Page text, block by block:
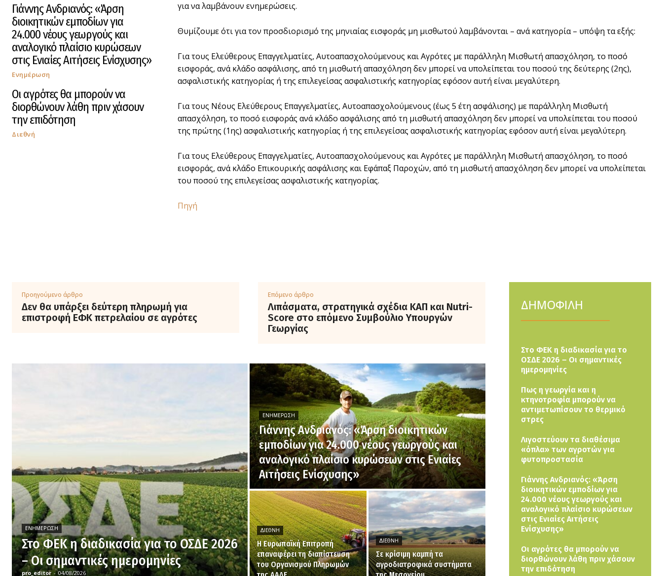
Γιάννης Ανδριανός: «Άρση
διοικητικών εμποδίων για
24.000 νέους γεωργούς και
αναλογικό πλαίσιο κυρώσεων
στις Ενιαίες Αιτήσεις Ενίσχυσης»
Ενημέρωση
Οι αγρότες θα μπορούν να
διορθώνουν λάθη πριν χάσουν
την επιδότηση
Διεθνή
για να λαμβάνουν ενημερώσεις.
Θυμίζουμε ότι για τον προσδιορισμό της μηνιαίας εισφοράς μη μισθωτού λαμβάνονται – ανά κατηγορία – υπόψη τα εξής:
Για τους Ελεύθερους Επαγγελματίες, Αυτοαπασχολούμενους και Αγρότες με παράλληλη Μισθωτή απασχόληση, το ποσό
εισφοράς, ανά κλάδο ασφάλισης, από τη μισθωτή απασχόληση δεν μπορεί να υπολείπεται του ποσού της δεύτερης (2ης),
ασφαλιστικής κατηγορίας ή της επιλεγείσας ασφαλιστικής κατηγορίας εφόσον αυτή είναι μεγαλύτερη.
Για τους Νέους Ελεύθερους Επαγγελματίες, Αυτοαπασχολούμενους (έως 5 έτη ασφάλισης) με παράλληλη Μισθωτή
απασχόληση, το ποσό εισφοράς ανά κλάδο ασφάλισης από τη μισθωτή απασχόληση δεν μπορεί να υπολείπεται του ποσού
της πρώτης (1ης) ασφαλιστικής κατηγορίας ή της επιλεγείσας ασφαλιστικής κατηγορίας εφόσον αυτή είναι μεγαλύτερη.
Για τους Ελεύθερους Επαγγελματίες, Αυτοαπασχολούμενους και Αγρότες με παράλληλη Μισθωτή απασχόληση, το ποσό
εισφοράς, ανά κλάδο Επικουρικής ασφάλισης και Εφάπαξ Παροχών, από τη μισθωτή απασχόληση δεν μπορεί να υπολείπεται
του ποσού της επιλεγείσας ασφαλιστικής κατηγορίας.
Πηγή
Προηγούμενο άρθρο
Δεν θα υπάρξει δεύτερη πληρωμή για
επιστροφή ΕΦΚ πετρελαίου σε αγρότες
Επόμενο άρθρο
Λιπάσματα, στρατηγικά σχέδια ΚΑΠ και Nutri-
Score στο επόμενο Συμβούλιο Υπουργών
Γεωργίας
ΕΝΗΜΈΡΩΣΗ
Στο ΦΕΚ η διαδικασία για το ΟΣΔΕ 2026
– Οι σημαντικές ημερομηνίες
pro_editor - 04/08/2026
ΕΝΗΜΈΡΩΣΗ
Γιάννης Ανδριανός: «Άρση διοικητικών
εμποδίων για 24.000 νέους γεωργούς και
αναλογικό πλαίσιο κυρώσεων στις Ενιαίες
Αιτήσεις Ενίσχυσης»
ΔΙΕΘΝΉ
H Ευρωπαϊκή Επιτροπή
επαναφέρει τη διαπίστευση
του Οργανισμού Πληρωμών
ΔΙΕΘΝΉ
Σε κρίσιμη καμπή τα
αγροδιατροφικά συστήματα
ΔΗΜΟΦΙΛΗ
Στο ΦΕΚ η διαδικασία για το
ΟΣΔΕ 2026 – Οι σημαντικές
ημερομηνίες
Πως η γεωργία και η
κτηνοτροφία μπορούν να
αντιμετωπίσουν το θερμικό
στρες
Λιγοστεύουν τα διαθέσιμα
«όπλα» των αγροτών για
φυτοπροστασία
Γιάννης Ανδριανός: «Άρση
διοικητικών εμποδίων για
24.000 νέους γεωργούς και
αναλογικό πλαίσιο κυρώσεων
στις Ενιαίες Αιτήσεις
Ενίσχυσης»
Οι αγρότες θα μπορούν να
διορθώνουν λάθη πριν χάσουν
την επιδότηση